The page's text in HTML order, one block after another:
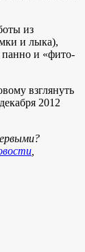
из
и лыка),
панно и «фито-
взглянуть
2012